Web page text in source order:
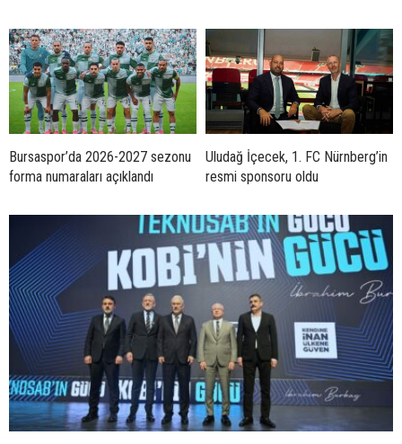
Bursaspor’da 2026-2027 sezonu
forma numaraları açıklandı
Uludağ İçecek, 1. FC Nürnberg’in
resmi sponsoru oldu